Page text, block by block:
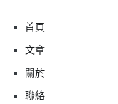
首頁
文章
關於
聯絡